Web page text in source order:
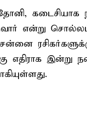
கடைசியாக
என்று
எதிராக இன்று